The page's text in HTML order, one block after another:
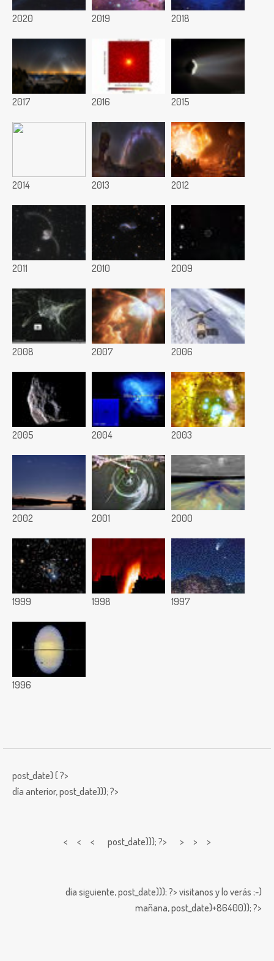
2020 2019 2018
2017 2016 2015
2014 2013 2012
2011 2010 2009
2008 2007 2006
2005 2004 2003
2002 2001 2000
1999 1998 1997
1996
post_date) { ?>
día anterior,post_date))); ?>
< < < post_date))); ?> > > >
día siguiente,post_date))); ?> visitanos y lo verás ;-)
mañana,post_date)+86400)); ?>